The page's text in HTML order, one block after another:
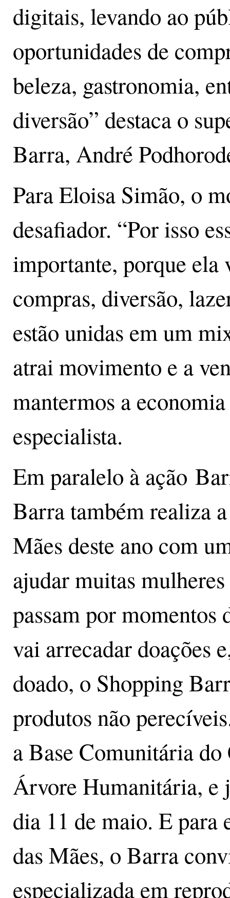
digitais, levando ao
oportunidades de
beleza, gastronomia,
diversão” destaca o
Barra, André
Para Eloisa Simão, o
desafiador. “Por isso
importante, porque
compras, diversão,
estão unidas em um
atrai movimento e a
mantermos a
especialista.
Em paralelo à ação
Barra também realiza
Mães deste ano com
ajudar muitas
passam por momentos
vai arrecadar doações
doado, o Shopping
produtos não
a Base Comunitária
Árvore Humanitária, e
dia 11 de maio. E para
das Mães, o Barra
especializada em